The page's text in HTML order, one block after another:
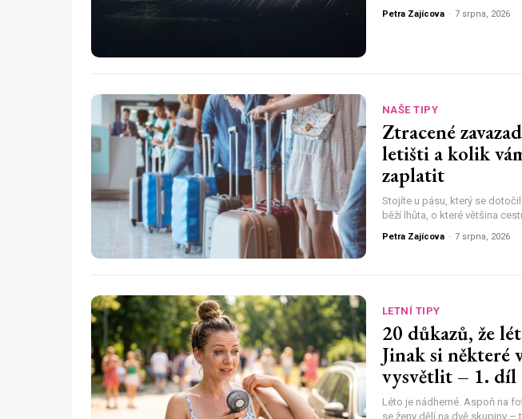
Petra Zajícova - 7 srpna, 2026
NAŠE TIPY
Ztracené
letišti a kolik
zaplatit
Stojíte u pásu, který se
běží lhůta, o které většina
Petra Zajícova - 7 srpna, 2026
LETNÍ TIPY
20 důkazů, že
Jinak si některé
vysvětlit – 1. díl
Léto je nádherné. Aspoň na
se ženy dělí na dvě skupiny –